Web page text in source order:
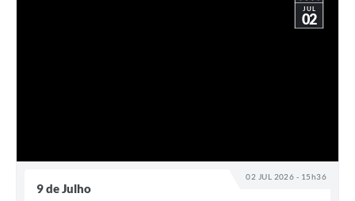
Audiências Públicas
Arquivos para Download
02 JUL 2026 - 15h36
JUL
02
9 de Julho